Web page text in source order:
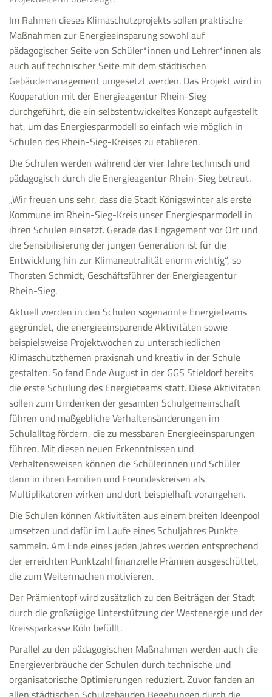
Im Rahmen dieses Klimaschutzprojekts sollen praktische
Maßnahmen zur Energieeinsparung sowohl auf
pädagogischer Seite von Schüler*innen und Lehrer*innen als
auch auf technischer Seite mit dem städtischen
Gebäudemanagement umgesetzt werden. Das Projekt wird in
Kooperation mit der Energieagentur Rhein-Sieg
durchgeführt, die ein selbstentwickeltes Konzept aufgestellt
hat, um das Energiesparmodell so einfach wie möglich in
Schulen des Rhein-Sieg-Kreises zu etablieren.
Die Schulen werden während der vier Jahre technisch und
pädagogisch durch die Energieagentur Rhein-Sieg betreut.
„Wir freuen uns sehr, dass die Stadt Königswinter als erste
Kommune im Rhein-Sieg-Kreis unser Energiesparmodell in
ihren Schulen einsetzt. Gerade das Engagement vor Ort und
die Sensibilisierung der jungen Generation ist für die
Entwicklung hin zur Klimaneutralität enorm wichtig“, so
Thorsten Schmidt, Geschäftsführer der Energieagentur
Rhein-Sieg.
Aktuell werden in den Schulen sogenannte Energieteams
gegründet, die energieeinsparende Aktivitäten sowie
beispielsweise Projektwochen zu unterschiedlichen
Klimaschutzthemen praxisnah und kreativ in der Schule
gestalten. So fand Ende August in der GGS Stieldorf bereits
die erste Schulung des Energieteams statt. Diese Aktivitäten
sollen zum Umdenken der gesamten Schulgemeinschaft
führen und maßgebliche Verhaltensänderungen im
Schulalltag fördern, die zu messbaren Energieeinsparungen
führen. Mit diesen neuen Erkenntnissen und
Verhaltensweisen können die Schülerinnen und Schüler
dann in ihren Familien und Freundeskreisen als
Multiplikatoren wirken und dort beispielhaft vorangehen.
Die Schulen können Aktivitäten aus einem breiten Ideenpool
umsetzen und dafür im Laufe eines Schuljahres Punkte
sammeln. Am Ende eines jeden Jahres werden entsprechend
der erreichten Punktzahl finanzielle Prämien ausgeschüttet,
die zum Weitermachen motivieren.
Der Prämientopf wird zusätzlich zu den Beiträgen der Stadt
durch die großzügige Unterstützung der Westenergie und der
Kreissparkasse Köln befüllt.
Parallel zu den pädagogischen Maßnahmen werden auch die
Energieverbräuche der Schulen durch technische und
organisatorische Optimierungen reduziert. Zuvor fanden an